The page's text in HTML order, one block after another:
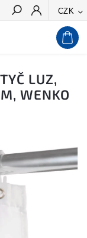
CZK
Hledat
LUZ,
WENKO